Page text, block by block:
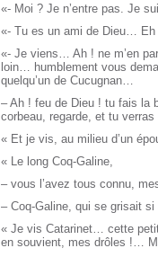
«- Moi ? Je n’entre pas. Je
«- Tu es un ami de Dieu…
«- Je viens… Ah ! ne m’en
loin… humblement vous
quelqu’un de Cucugnan…
– Ah ! feu de Dieu ! tu fais la
corbeau, regarde, et tu
« Et je vis, au milieu d’un
« Le long Coq-Galine,
– vous l’avez tous connu,
– Coq-Galine, qui se grisait
« Je vis Catarinet… cette
en souvient, mes drôles !…